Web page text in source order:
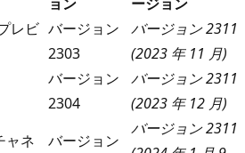
レビ バージョン
2303
バージョン 2311
(2023 年 11 月)
バージョン
2304
バージョン 2311
(2023 年 12 月)
ャネ
バージョン
バージョン 2311